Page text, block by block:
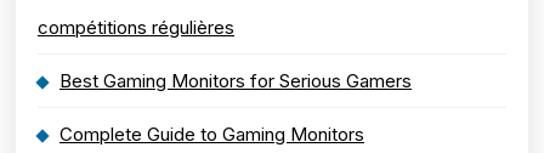
compétitions régulières
Best Gaming Monitors for Serious Gamers
Complete Guide to Gaming Monitors